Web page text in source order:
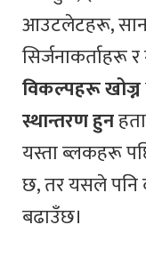
आउटलेटहरू,
सिर्जनाकर्ताहरू
विकल्पहरू खोज्न
स्थान्तरण हुन
यस्ता ब्लकहरू
छ, तर यसले पनि
बढाउँछ।